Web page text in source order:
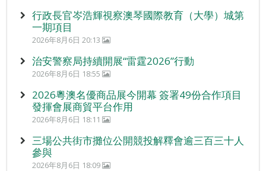
行政長官岑浩輝視察澳琴國際教育（大學）城第
一期項目
2026年8月6日 20:13
治安警察局持續開展“雷霆2026”行動
2026年8月6日 18:55
2026粵澳名優商品展今開幕 簽署49份合作項目
發揮會展商貿平台作用
2026年8月6日 18:11
三場公共街市攤位公開競投解釋會逾三百三十人
參與
2026年8月6日 18:09